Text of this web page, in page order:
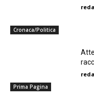
Cronaca/Politica
Prima Pagina